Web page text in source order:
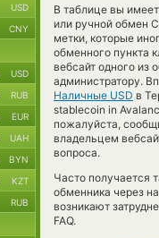
В таблице вы
или ручной обмен
метки, которые
обменного пункта
вебсайт одного из
администратору.
Наличные USD в
stablecoin in
пожалуйста,
владельцем
вопроса.
Часто получается
обменника через
возникают
FAQ.
USD
CNY
USD
RUB
EUR
UAH
BYN
KZT
RUB